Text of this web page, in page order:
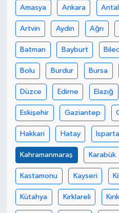
Amasya Ankara
Artvin Aydın Ağrı
Batman Bayburt
Bolu Burdur Bursa
Düzce Edirne Elazığ
Eskişehir Gaziantep
Hakkari Hatay Isparta
Kahramanmaraş Karabük
Kastamonu Kayseri
Kütahya Kırklareli